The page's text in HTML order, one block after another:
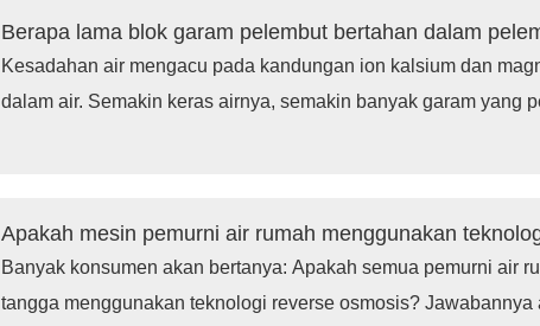
Berapa lama blok garam pelembut bertahan dalam
Kesadahan air mengacu pada kandungan ion kalsium dan
dalam air. Semakin keras airnya, semakin banyak garam yang
minggu.
Banyak konsumen akan bertanya: Apakah semua pemurni air
tangga menggunakan teknologi reverse osmosis? Jawabannya